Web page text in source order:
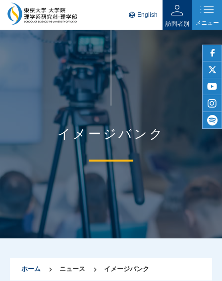
twitter
language English person
訪問者別
list
メニュー
イメージバンク
ホーム ニュース イメージバンク